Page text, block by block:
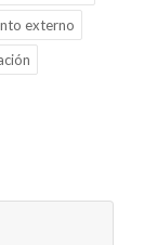
externo